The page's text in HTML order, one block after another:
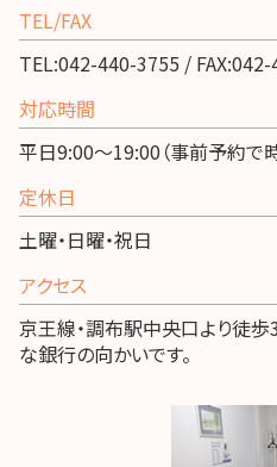
TEL/FAX
TEL:042-440-3755 /
対応時間
平日9:00～19:00（事前予約で
定休日
土曜・日曜・祝日
アクセス
京王線・調布駅中央口より徒
な銀行の向かいです。